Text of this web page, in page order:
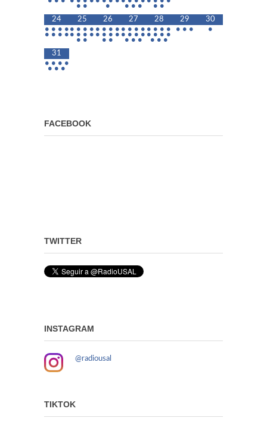
• • • • • • • •
24
• • • •
• • • •
25
• • • •
• • • •
• •
26
• • • •
• • • •
• •
27
• • • •
• • • •
• • •
28
• • • •
• • • •
• • •
29
• • •
30
•
31
• • • •
• • •
FACEBOOK
TWITTER
INSTAGRAM
@radiousal
TIKTOK